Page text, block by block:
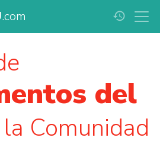
.com history
del
Comunidad